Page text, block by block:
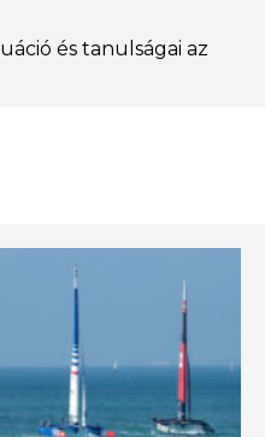
és tanulságai az